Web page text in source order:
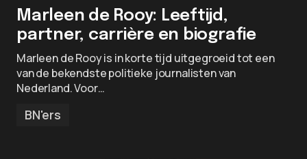
Marleen de Rooy: Leeftijd,
partner, carrière en biografie
Marleen de Rooy is in korte tijd uitgegroeid tot een
van de bekendste politieke journalisten van
Nederland. Voor…
BN'ers